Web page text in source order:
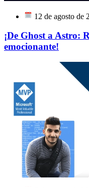
12 de agosto de
¡De Ghost a Astro:
emocionante!